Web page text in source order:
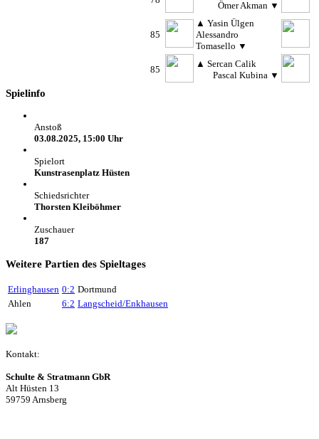
Ömer Akman ▼
85
▲ Yasin Ülgen
Alessandro
Tomasello ▼
85
▲ Sercan Calik
Pascal Kubina ▼
Spielinfo
Anstoß
03.08.2025, 15:00 Uhr
Spielort
Kunstrasenplatz Hüsten
Schiedsrichter
Thorsten Kleiböhmer
Zuschauer
187
Weitere Partien des Spieltages
Erlinghausen 0:2 Dortmund
Ahlen
6:2 Langscheid/Enkhausen
Kontakt:
Schulte & Stratmann GbR
Alt Hüsten 13
59759 Arnsberg